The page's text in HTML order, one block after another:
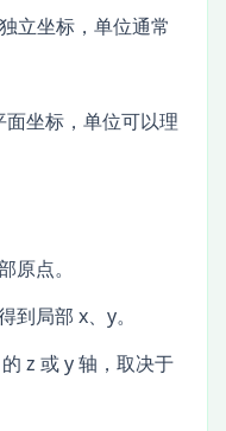
立坐标，单位通常
坐标，单位可以理
原点。
到局部 x、y。
z 或 y 轴，取决于